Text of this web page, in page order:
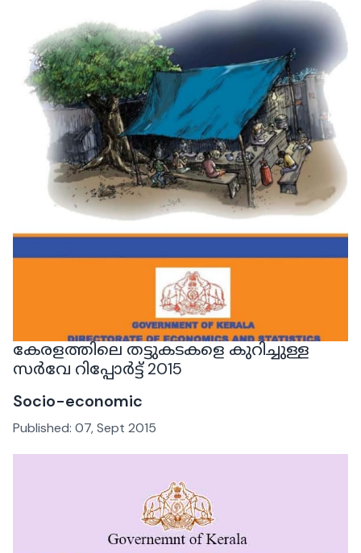
കേരളത്തിലെ തട്ടുകടകളെ കുറിച്ചുള്ള
സർവേ റിപ്പോർട്ട് 2015
Socio-economic
Published: 07, Sept 2015